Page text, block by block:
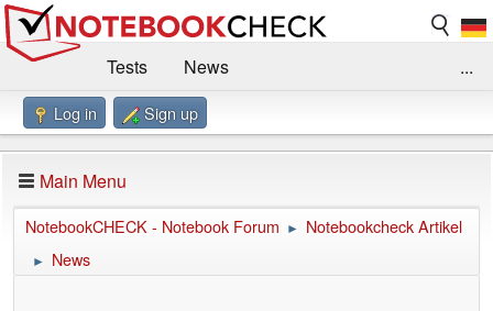
Tests
News
Benchmarks / Technik
Forum
Impressum
...
Log in Sign up
Main Menu
NotebookCHECK - Notebook Forum ► Notebookcheck Artikel
► News